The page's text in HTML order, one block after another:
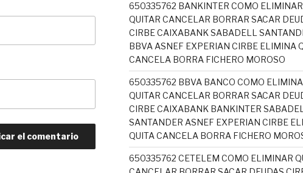
650335762 BANKINTER COMO ELIMINAR
QUITAR CANCELAR BORRAR SACAR
CIRBE CAIXABANK SABADELL
BBVA ASNEF EXPERIAN CIRBE ELIMINA
CANCELA BORRA FICHERO MOROSO
650335762 BBVA BANCO COMO
QUITAR CANCELAR BORRAR SACAR
CIRBE CAIXABANK BANKINTER
SANTANDER ASNEF EXPERIAN CIRBE
QUITA CANCELA BORRA FICHERO
650335762 CETELEM COMO ELIMINAR